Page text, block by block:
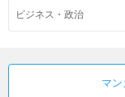
ビジネス・政治
マ